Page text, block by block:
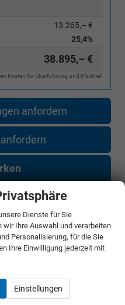
13.265,– €
25,4%
38.895,– €
Kosten für Überführung und Kfz-Brief
anfordern
Dienste für Sie
Ihre Auswahl und verarbeiten
Personalisierung, für die Sie
Ihre Einwilligung jederzeit mit
Einstellungen